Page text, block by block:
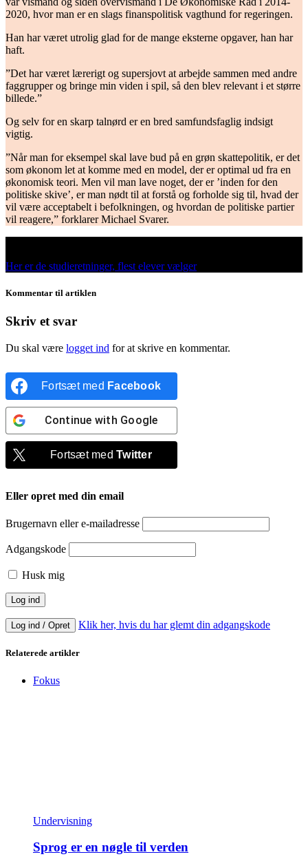
2020, hvor man er en slags finanspolitisk vagthund for regeringen.
Han har været utrolig glad for de mange eksterne opgaver, han har
haft.
”Det har været lærerigt og supersjovt at arbejde sammen med andre
faggrupper og bringe min viden i spil, så den blev relevant i et større
billede.”
Og selv for en skarp talnørd er en bred samfundsfaglig indsigt
vigtig.
”Når man for eksempel skal lave bud på en grøn skattepolitik, er det
som økonom let at komme med en model, der er optimal ud fra en
økonomisk teori. Men vil man lave noget, der er ’inden for den
politiske skive’, er man nødt til at forstå og forholde sig til, hvad der
vil være acceptabelt i befolkningen, og hvordan de politiske partier
vil reagere,” forklarer Michael Svarer.
Her er de studieretninger, flest elever vælger
Kommentar til artiklen
Skriv et svar
Du skal være logget ind for at skrive en kommentar.
Fortsæt med Facebook
Continue with Google
Fortsæt medTwitter
Eller opret med din email
Brugernavn eller e-mailadresse
Adgangskode
Husk mig
Log ind / Opret Klik her, hvis du har glemt din adgangskode
Relaterede artikler
Fokus
Undervisning
Sprog er en nøgle til verden